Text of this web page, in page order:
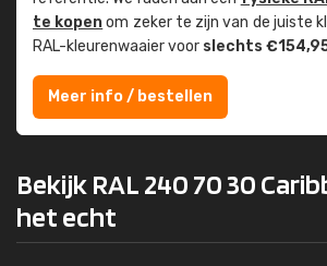
te kopenom zeker te zijn van de juiste
RAL-kleuren­waaier voor slechts
Meer info / bestellen
Bekijk RAL 240 70 30
het echt